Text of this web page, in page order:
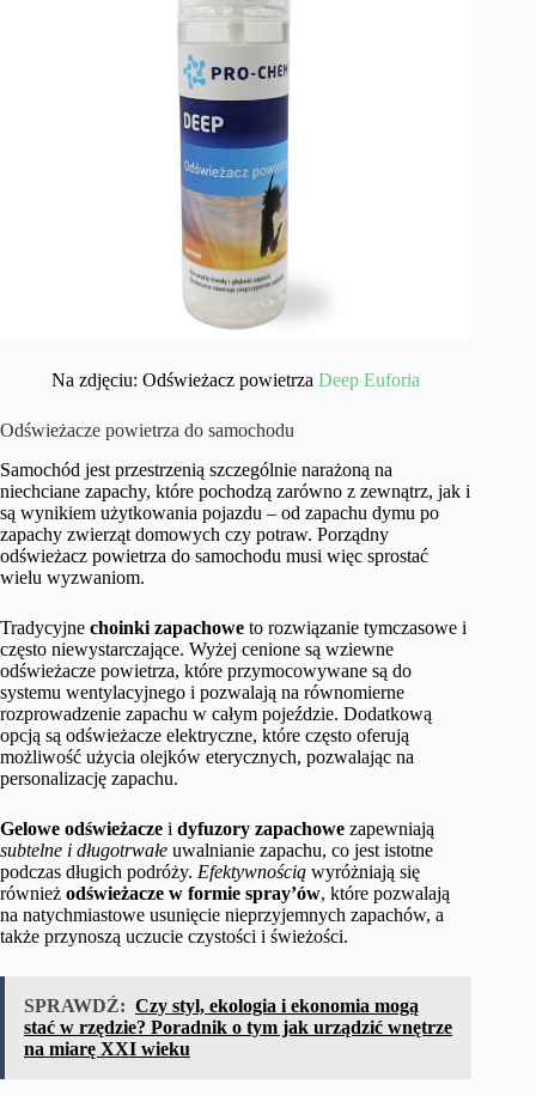
Na zdjęciu: Odświeżacz powietrzaDeep Euforia
Odświeżacze powietrza do samochodu
Samochód jest przestrzenią szczególnie narażoną na
niechciane zapachy, które pochodzą zarówno z zewnątrz, jak i
są wynikiem użytkowania pojazdu – od zapachu dymu po
zapachy zwierząt domowych czy potraw. Porządny
odświeżacz powietrza do samochodu musi więc sprostać
wielu wyzwaniom.
Tradycyjne choinki zapachowe to rozwiązanie tymczasowe i
często niewystarczające. Wyżej cenione są wziewne
odświeżacze powietrza, które przymocowywane są do
systemu wentylacyjnego i pozwalają na równomierne
rozprowadzenie zapachu w całym pojeździe. Dodatkową
opcją są odświeżacze elektryczne, które często oferują
możliwość użycia olejków eterycznych, pozwalając na
personalizację zapachu.
Gelowe odświeżacze i dyfuzory zapachowe zapewniają
subtelne i długotrwałe uwalnianie zapachu, co jest istotne
podczas długich podróży. Efektywnością wyróżniają się
również odświeżacze w formie spray’ów, które pozwalają
na natychmiastowe usunięcie nieprzyjemnych zapachów, a
także przynoszą uczucie czystości i świeżości.
SPRAWDŹ: Czy styl, ekologia i ekonomia mogą
stać w rzędzie? Poradnik o tym jak urządzić wnętrze
na miarę XXI wieku